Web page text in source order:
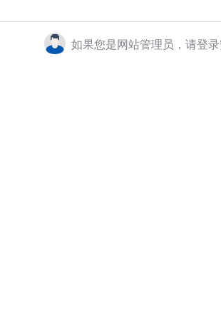
如果您是网站管理员，请登